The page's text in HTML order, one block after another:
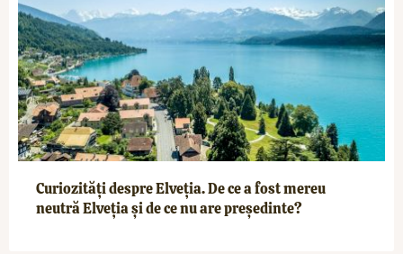
Curiozități despre Elveția. De ce a fost mereu
neutră Elveția și de ce nu are președinte?